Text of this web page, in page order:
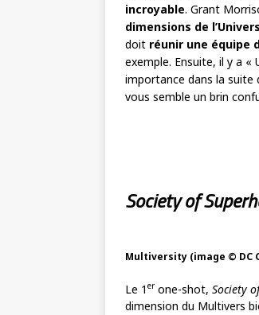
incroyable. Grant
dimensions de
doit réunir une équipe
exemple. Ensuite, il y a «
importance dans la suite
vous semble un brin
Society of
Multiversity (image © DC
Le 1 erone-shot, Society
dimension du Multivers